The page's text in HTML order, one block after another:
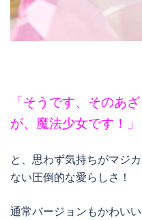
「そうです、そのあ
が、魔法少女です！」
と、思わず気持ちがマジ
ない圧倒的な愛らしさ！
通常バージョンもかわい